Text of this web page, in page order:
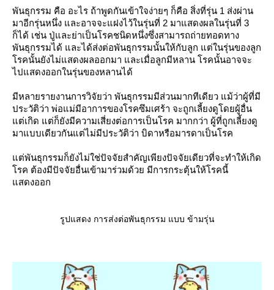
พันธุกรรม คือ อะไร ถ้าพูดกันเข้าใจง่ายๆ ก็คือ สิ่งที่รุ่น 1 ส่งผ่าน
มาอีกรุ่นหนึ่ง และอาจจะแฝงไว้ในรุ่นที่ 2 มาแสดงผลในรุ่นที่ 3
ก็ได้ เช่น ปู่และย่าเป็นโรคชนิดหนึ่งซึ่งสามารถถ่ายทอดทาง
พันธุกรรมได้ และได้ส่งต่อพันธุกรรมนั้นให้กับลูก แต่ในรุ่นของลูก
รคนั้นยังไม่แสดงผลออกมา และเมื่อลูกมีหลาน โรคนั้นอาจจะ
ไปแสดงออกในรุ่นของหลานได้
มีหลายรายงานการวิจัยว่า พันธุกรรมมีส่วนมากทีเดียว แม้ว่าผู้ที่มี
ประวัติว่า พ่อแม่มีอาการของโรคซึมเศร้า จะถูกเลี้ยงดูโดยผู้อื่น
ต่เกิด แต่ก็ยังมีความเสี่ยงต่อการเป็นโรค มากกว่า ผู้ที่ถูกเลี้ยงดู
มาแบบเดียวกันแต่ไม่มีประวัติว่า บิดาหรือมารดาเป็นโรค
ต่พันธุกรรมก็ยังไม่ใช่ปัจจัยสำคัญเพียงปัจจัยเดียวที่จะทำให้เกิด
รค ต้องมีปัจจัยอื่นเข้ามาร่วมด้วย มีการกระตุ้นให้โรคนี้
สดงออก
รูปแสดง การส่งต่อพันธุกรรม แบบ ข้ามรุ่น